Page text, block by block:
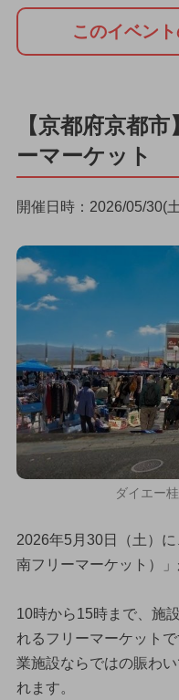
このイベン
【京都府京都
ーマーケット
開催日時：2026/05/30(
ダイエー
2026年5月30日（土）
南フリーマーケット）」
10時から15時まで、施
れるフリーマーケット
業施設ならではの賑わ
れます。